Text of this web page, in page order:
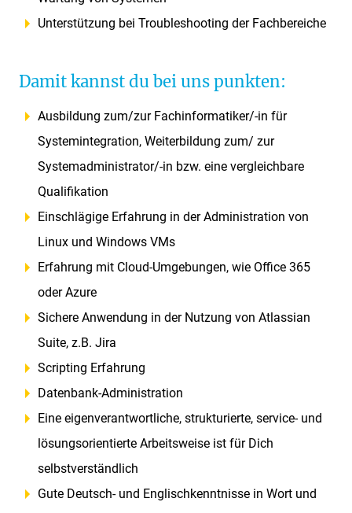
Unterstützung bei Troubleshooting der Fachbereiche
Damit kannst du bei uns punkten:
Ausbildung zum/zur Fachinformatiker/-in für
Systemintegration, Weiterbildung zum/ zur
Systemadministrator/-in bzw. eine vergleichbare
Qualifikation
Einschlägige Erfahrung in der Administration von
Linux und Windows VMs
Erfahrung mit Cloud-Umgebungen, wie Office 365
oder Azure
Sichere Anwendung in der Nutzung von Atlassian
Suite, z.B. Jira
Scripting Erfahrung
Datenbank-Administration
Eine eigenverantwortliche, strukturierte, service- und
lösungsorientierte Arbeitsweise ist für Dich
selbstverständlich
Gute Deutsch- und Englischkenntnisse in Wort und